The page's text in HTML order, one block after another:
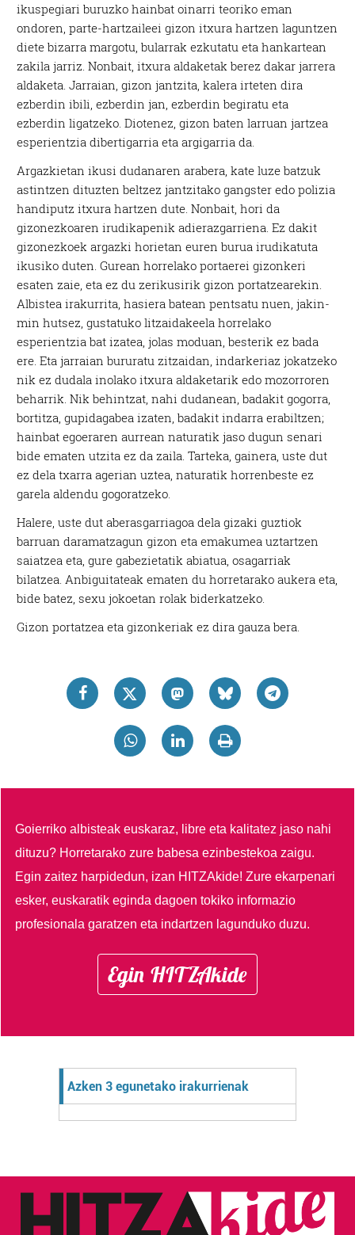
ikuspegiari buruzko hainbat oinarri teoriko eman
ondoren, parte-hartzaileei gizon itxura hartzen laguntzen
diete bizarra margotu, bularrak ezkutatu eta hankartean
zakila jarriz. Nonbait, itxura aldaketak berez dakar jarrera
aldaketa. Jarraian, gizon jantzita, kalera irteten dira
ezberdin ibili, ezberdin jan, ezberdin begiratu eta
ezberdin ligatzeko. Diotenez, gizon baten larruan jartzea
esperientzia dibertigarria eta argigarria da.
Argazkietan ikusi dudanaren arabera, kate luze batzuk
astintzen dituzten beltzez jantzitako gangster edo polizia
handiputz itxura hartzen dute. Nonbait, hori da
gizonezkoaren irudikapenik adierazgarriena. Ez dakit
gizonezkoek argazki horietan euren burua irudikatuta
ikusiko duten. Gurean horrelako portaerei gizonkeri
esaten zaie, eta ez du zerikusirik gizon portatzearekin.
Albistea irakurrita, hasiera batean pentsatu nuen, jakin-
min hutsez, gustatuko litzaidakeela horrelako
esperientzia bat izatea, jolas moduan, besterik ez bada
ere. Eta jarraian bururatu zitzaidan, indarkeriaz jokatzeko
nik ez dudala inolako itxura aldaketarik edo mozorroren
beharrik. Nik behintzat, nahi dudanean, badakit gogorra,
bortitza, gupidagabea izaten, badakit indarra erabiltzen;
hainbat egoeraren aurrean naturatik jaso dugun senari
bide ematen utzita ez da zaila. Tarteka, gainera, uste dut
ez dela txarra agerian uztea, naturatik horrenbeste ez
garela aldendu gogoratzeko.
Halere, uste dut aberasgarriagoa dela gizaki guztiok
barruan daramatzagun gizon eta emakumea uztartzen
saiatzea eta, gure gabezietatik abiatua, osagarriak
bilatzea. Anbiguitateak ematen du horretarako aukera eta,
bide batez, sexu jokoetan rolak biderkatzeko.
Gizon portatzea eta gizonkeriak ez dira gauza bera.
Goierriko albisteak euskaraz, libre eta kalitatez jaso nahi
dituzu? Horretarako zure babesa ezinbestekoa zaigu.
Egin zaitez harpidedun, izan HITZAkide!Zure ekarpenari
esker, euskaratik eginda dagoen tokiko informazio
profesionala garatzen eta indartzen lagunduko duzu.
Egin HITZAkide
Azken 3 egunetako irakurrienak